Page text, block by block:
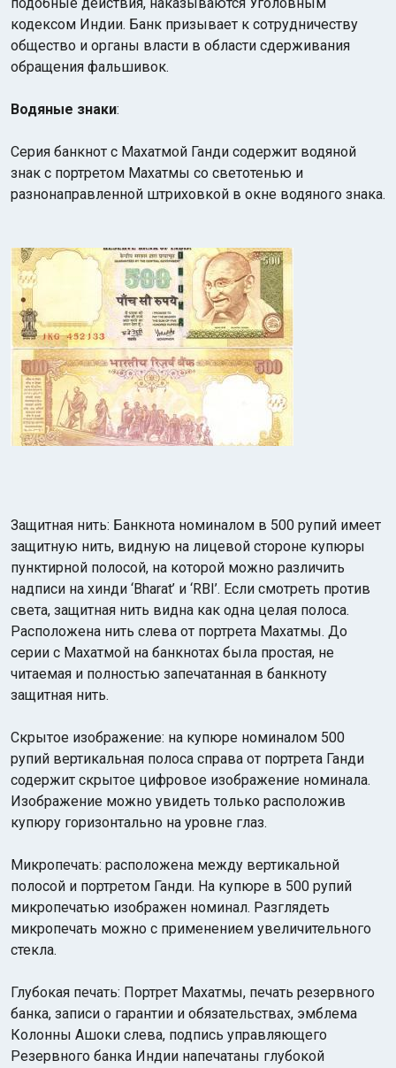
кодексом Индии. Банк призывает к сотрудничеству
общество и органы власти в области сдерживания
обращения фальшивок.
Водяные знаки:
Серия банкнот с Махатмой Ганди содержит водяной
знак с портретом Махатмы со светотенью и
разнонаправленной штриховкой в окне водяного знака.
Защитная нить: Банкнота номиналом в 500 рупий имеет
защитную нить, видную на лицевой стороне купюры
пунктирной полосой, на которой можно различить
надписи на хинди ‘Bharat’ и ‘RBI’. Если смотреть против
света, защитная нить видна как одна целая полоса.
Расположена нить слева от портрета Махатмы. До
серии с Махатмой на банкнотах была простая, не
читаемая и полностью запечатанная в банкноту
защитная нить.
Скрытое изображение: на купюре номиналом 500
рупий вертикальная полоса справа от портрета Ганди
содержит скрытое цифровое изображение номинала.
Изображение можно увидеть только расположив
купюру горизонтально на уровне глаз.
Микропечать: расположена между вертикальной
полосой и портретом Ганди. На купюре в 500 рупий
микропечатью изображен номинал. Разглядеть
микропечать можно с применением увеличительного
стекла.
Глубокая печать: Портрет Махатмы, печать резервного
банка, записи о гарантии и обязательствах, эмблема
Колонны Ашоки слева, подпись управляющего
Резервного банка Индии напечатаны глубокой